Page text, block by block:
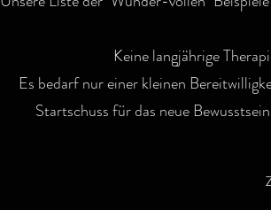
Keine langjährige
Es bedarf nur einer kleinen
Startschuss für das neue